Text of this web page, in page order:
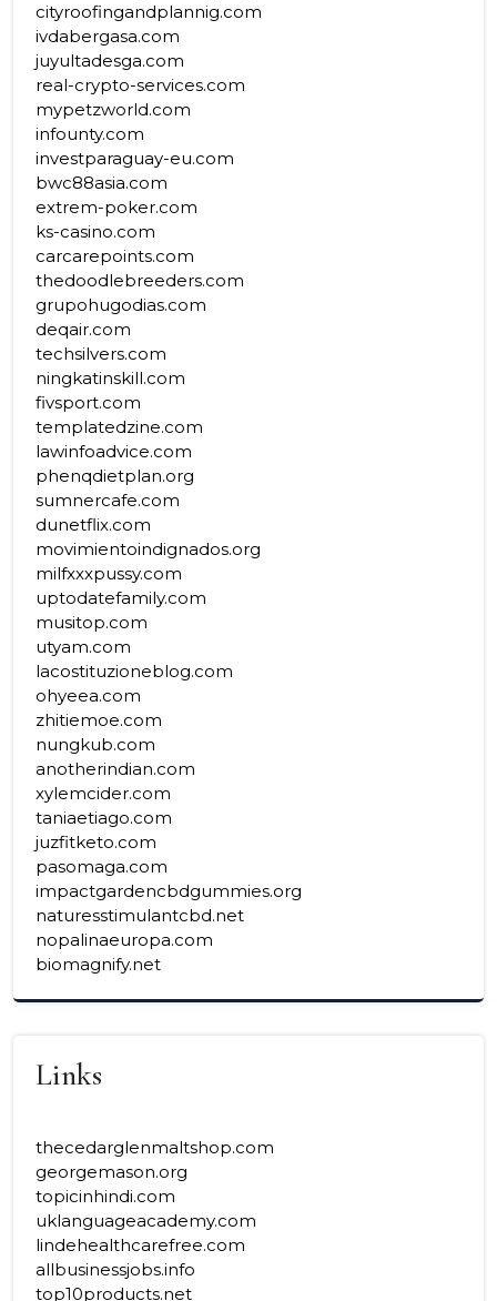
cityroofingandplannig.com
ivdabergasa.com
juyultadesga.com
real-crypto-services.com
mypetzworld.com
infounty.com
investparaguay-eu.com
bwc88asia.com
extrem-poker.com
ks-casino.com
carcarepoints.com
thedoodlebreeders.com
grupohugodias.com
deqair.com
techsilvers.com
ningkatinskill.com
fivsport.com
templatedzine.com
lawinfoadvice.com
phenqdietplan.org
sumnercafe.com
dunetflix.com
movimientoindignados.org
milfxxxpussy.com
uptodatefamily.com
musitop.com
utyam.com
lacostituzioneblog.com
ohyeea.com
zhitiemoe.com
nungkub.com
anotherindian.com
xylemcider.com
taniaetiago.com
juzfitketo.com
pasomaga.com
impactgardencbdgummies.org
naturesstimulantcbd.net
nopalinaeuropa.com
biomagnify.net
Links
thecedarglenmaltshop.com
georgemason.org
topicinhindi.com
uklanguageacademy.com
lindehealthcarefree.com
allbusinessjobs.info
top10products.net